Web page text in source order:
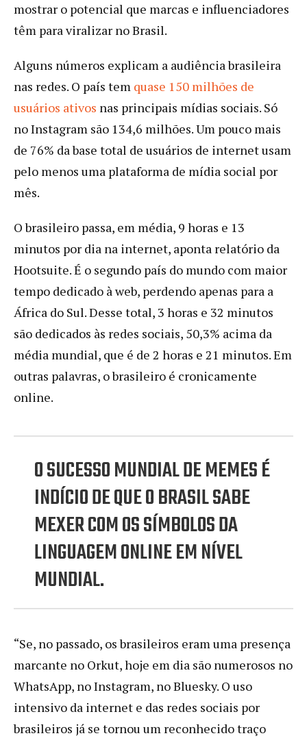
mostrar o potencial que marcas e influenciadores
têm para viralizar no Brasil.
Alguns números explicam a audiência brasileira
nas redes. O país tem quase 150 milhões de
usuários ativos nas principais mídias sociais. Só
no Instagram são 134,6 milhões. Um pouco mais
de 76% da base total de usuários de internet usam
pelo menos uma plataforma de mídia social por
mês.
O brasileiro passa, em média, 9 horas e 13
minutos por dia na internet, aponta relatório da
Hootsuite. É o segundo país do mundo com maior
tempo dedicado à web, perdendo apenas para a
África do Sul. Desse total, 3 horas e 32 minutos
são dedicados às redes sociais, 50,3% acima da
média mundial, que é de 2 horas e 21 minutos. Em
outras palavras, o brasileiro é cronicamente
online.
O SUCESSO MUNDIAL DE MEMES É
INDÍCIO DE QUE O BRASIL SABE
MEXER COM OS SÍMBOLOS DA
LINGUAGEM ONLINE EM NÍVEL
MUNDIAL.
“Se, no passado, os brasileiros eram uma presença
marcante no Orkut, hoje em dia são numerosos no
WhatsApp, no Instagram, no Bluesky. O uso
intensivo da internet e das redes sociais por
brasileiros já se tornou um reconhecido traço